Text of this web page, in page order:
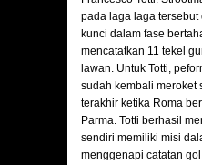
pada laga laga
kunci dalam fase
mencatatkan 11 tekel
lawan. Untuk Totti,
sudah kembali meroket
terakhir ketika Roma
Parma. Totti berhasil
sendiri memiliki misi
menggenapi catatan